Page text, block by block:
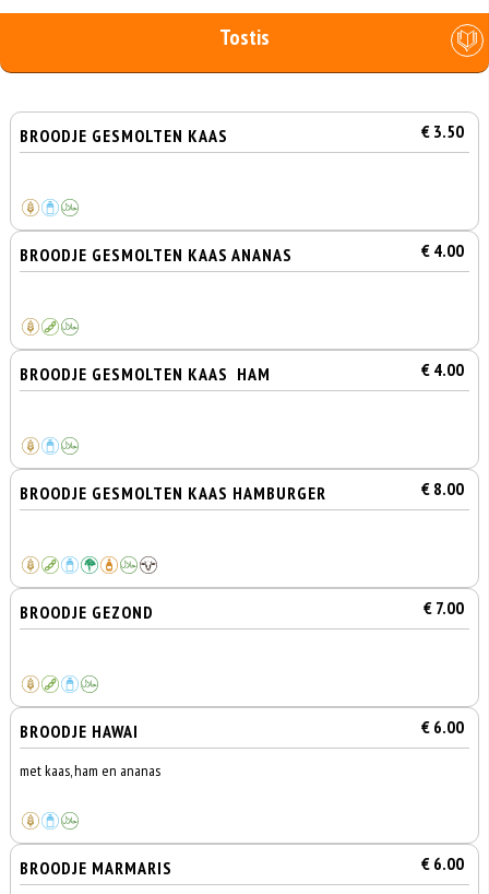
Tostis
BROODJE GESMOLTEN KAAS € 3.50
BROODJE GESMOLTEN KAAS ANANAS € 4.00
BROODJE GESMOLTEN KAAS HAM € 4.00
BROODJE GESMOLTEN KAAS HAMBURGER € 8.00
BROODJE GEZOND € 7.00
BROODJE HAWAI € 6.00
met kaas, ham en ananas
BROODJE MARMARIS € 6.00